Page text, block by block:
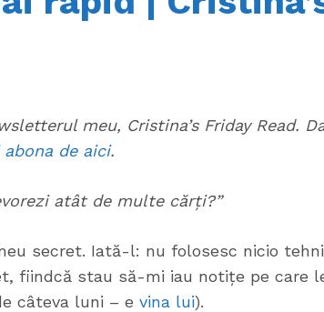
meu, Cristina’s Friday Read.
de aici.
atât de multe cărți?”
secret. Iată-l: nu folosesc nicio
fiindcă stau să-mi iau notițe pe care
câteva luni – e vina lui).